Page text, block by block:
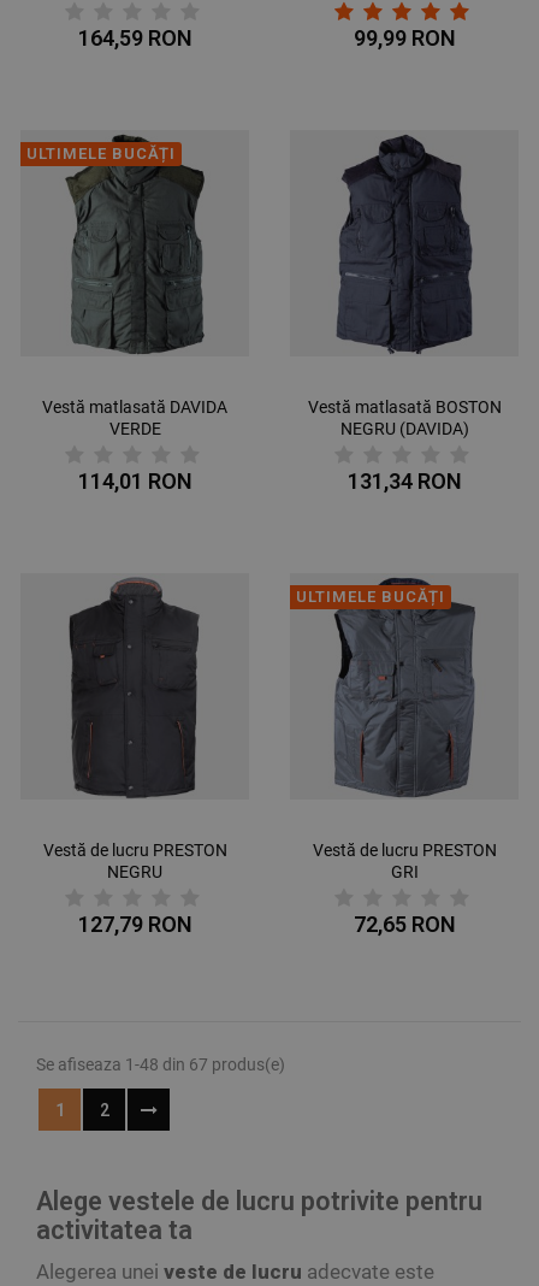
164,59 RON 99,99 RON
ULTIMELE BUCĂȚI
Vestă matlasată DAVIDA
VERDE
114,01 RON
Vestă matlasată BOSTON
NEGRU (DAVIDA)
131,34 RON
Vestă de lucru PRESTON
NEGRU
127,79 RON
ULTIMELE BUCĂȚI
Vestă de lucru PRESTON
GRI
72,65 RON
Se afiseaza 1-48 din 67 produs(e)
1 2
Alege vestele de lucru potrivite pentru
activitatea ta
Alegerea unei veste de lucru adecvate este